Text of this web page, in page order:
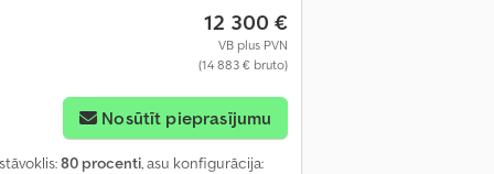
12 300 €
VB plus PVN
(14 883 € bruto)
Nosūtīt pieprasījumu
80 procenti, asu konfigurācija: